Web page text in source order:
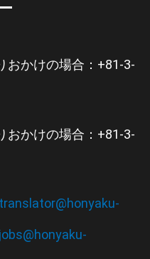
おかけの場合：+81-3-
おかけの場合：+81-3-
translator@honyaku-
jobs@honyaku-